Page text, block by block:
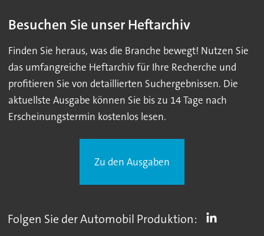
Besuchen Sie unser Heftarchiv
Finden Sie heraus, was die Branche bewegt! Nutzen Sie
das umfangreiche Heftarchiv für Ihre Recherche und
profitieren Sie von detaillierten Suchergebnissen. Die
aktuellste Ausgabe können Sie bis zu 14 Tage nach
Erscheinungstermin kostenlos lesen.
Zu den Ausgaben
Folgen Sie der Automobil Produktion: